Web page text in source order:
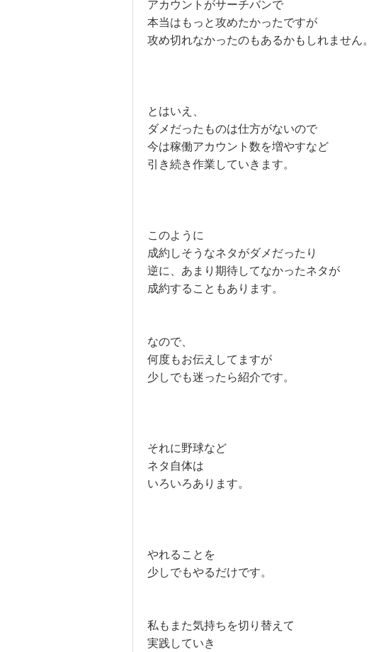
アカウントがサーチバンで
本当はもっと攻めたかったですが
攻め切れなかったのもあるかもしれません。
とはいえ、
ダメだったものは仕方がないので
今は稼働アカウント数を増やすなど
引き続き作業していきます。
このように
成約しそうなネタがダメだったり
逆に、あまり期待してなかったネタが
成約することもあります。
なので、
何度もお伝えしてますが
少しでも迷ったら紹介です。
それに野球など
ネタ自体は
いろいろあります。
やれることを
少しでもやるだけです。
私もまた気持ちを切り替えて
実践していき